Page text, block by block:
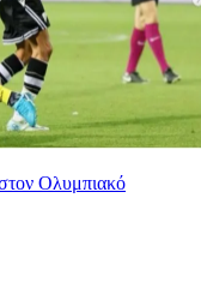
Ολυμπιακό